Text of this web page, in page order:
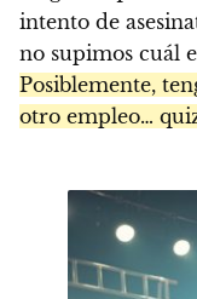
intento de
no supimos cuál
Posiblemente,
otro empleo…